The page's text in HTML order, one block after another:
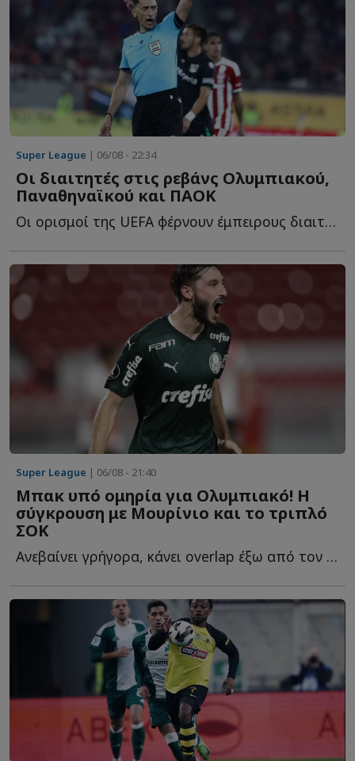
Super League | 06/08 - 22:34
Οι διαιτητές στις ρεβάνς Ολυμπιακού,
Παναθηναϊκού και ΠΑΟΚ
Οι ορισμοί της UEFA φέρνουν έμπειρους διαιτητές στις ε...
Super League | 06/08 - 21:40
Μπακ υπό ομηρία για Ολυμπιακό! Η
σύγκρουση με Μουρίνιο και το τριπλό
ΣΟΚ
Ανεβαίνει γρήγορα, κάνει overlap έξω από τον εξτρέμ, πατά σ...